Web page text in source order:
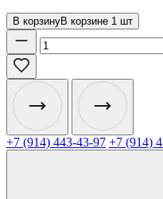
В корзинуВ корзине 1 шт
+7 (914) 443-43-97 +7 (914)